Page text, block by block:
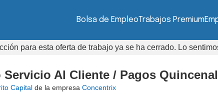
Bolsa de EmpleoTrabajos Premium
para esta oferta de trabajo ya se ha cerrado. Lo
Servicio Al Cliente / Pagos
Capital de la empresa Concentrix